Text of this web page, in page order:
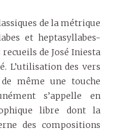
de la métrique
et heptasyllabes-
de José Iniesta
L’utilisation des vers
même une touche
s’appelle en
libre dont la
des compositions